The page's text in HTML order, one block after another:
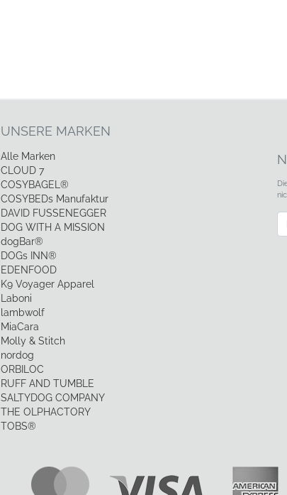
UNSERE MARKEN
Alle Marken
CLOUD 7
COSYBAGEL®
COSYBEDs Manufaktur
DAVID FUSSENEGGER
DOG WITH A MISSION
dogBar®
DOGs INN®
EDENFOOD
K9 Voyager Apparel
Laboni
lambwolf
MiaCara
Molly & Stitch
nordog
ORBILOC
RUFF AND TUMBLE
SALTYDOG COMPANY
THE OLPHACTORY
TOBS®